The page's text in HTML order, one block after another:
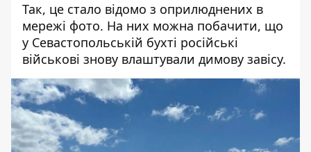
Так, це стало відомо з оприлюднених в
мережі фото. На них можна побачити, що
у Севастопольській бухті російські
військові знову влаштували димову завісу.